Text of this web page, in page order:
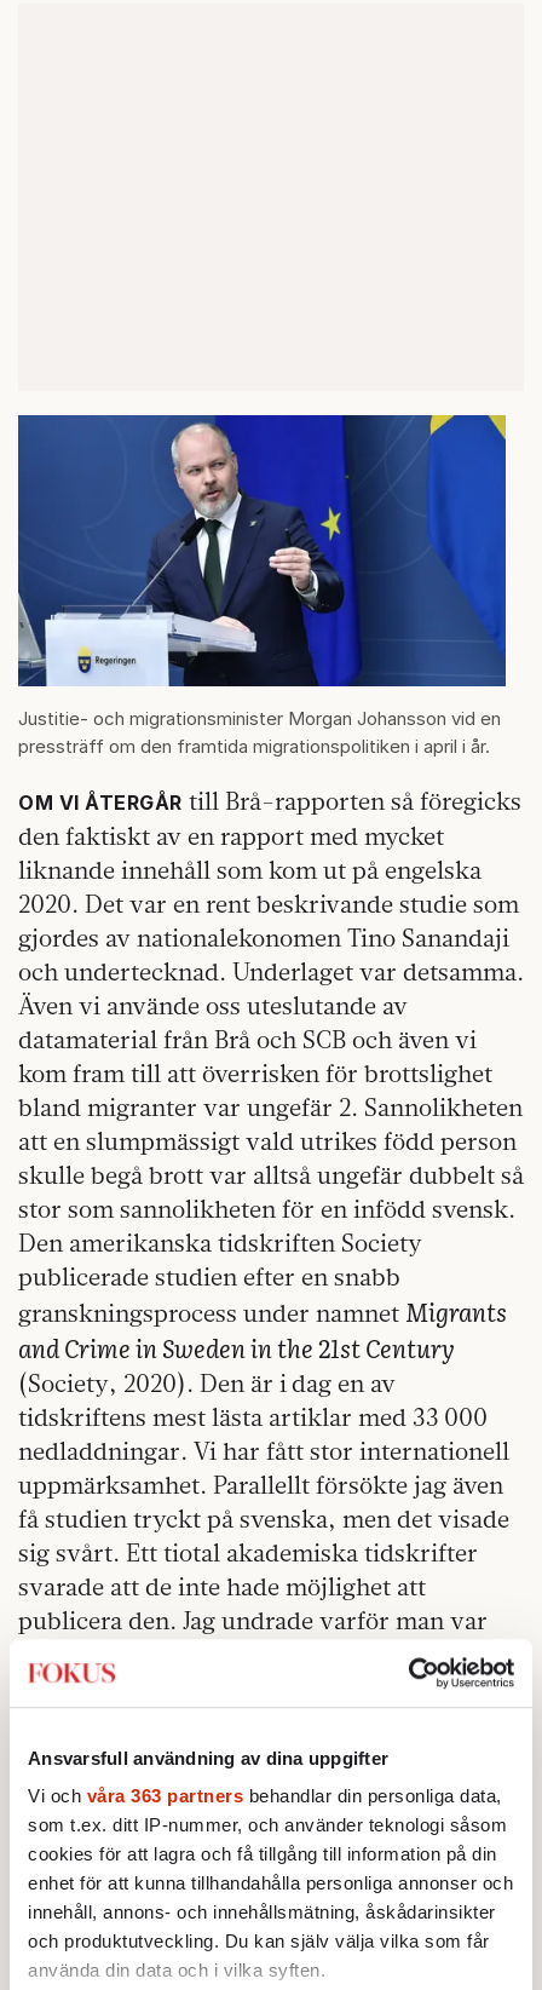
Ansvarsfull användning av dina uppgifter
Vi och våra 363 partners behandlar din personliga data,
som t.ex. ditt IP-nummer, och använder teknologi såsom
cookies för att lagra och få tillgång till information på din
enhet för att kunna tillhandahålla personliga annonser och
innehåll, annons- och innehållsmätning, åskådarinsikter
och produktutveckling. Du kan själv välja vilka som får
använda din data och i vilka syften.
Justitie- och migrationsminister Morgan Johansson vid en
pressträff om den framtida migrationspolitiken i april i år.
OM VI ÅTERGÅR till Brå-rapporten så föregicks
den faktiskt av en rapport med mycket
liknande innehåll som kom ut på engelska
2020. Det var en rent beskrivande studie som
gjordes av nationalekonomen Tino Sanandaji
och undertecknad. Underlaget var detsamma.
Även vi använde oss uteslutande av
datamaterial från Brå och SCB och även vi
kom fram till att överrisken för brottslighet
bland migranter var ungefär 2. Sannolikheten
att en slumpmässigt vald utrikes född person
skulle begå brott var alltså ungefär dubbelt så
stor som sannolikheten för en infödd svensk.
Den amerikanska tidskriften Society
publicerade studien efter en snabb
granskningsprocess under namnet Migrants
and Crime in Sweden in the 21st Century
(Society, 2020). Den är i dag en av
tidskriftens mest lästa artiklar med 33 000
nedladdningar. Vi har fått stor internationell
uppmärksamhet. Parallellt försökte jag även
få studien tryckt på svenska, men det visade
sig svårt. Ett tiotal akademiska tidskrifter
svarade att de inte hade möjlighet att
publicera den. Jag undrade varför man var
mer intresserad av denna fråga utomlands än
i Sverige, som trots allt var det land som
studie enbart var deskriptiv, alltså utan
ideologiska kommentarer eller – i ett fall –
normativa rekommendationer. Men framför
allt fick vi kritik för att vi inte tog i beaktande
så kallade socioekonomiska faktorer som
arbetslöshet, mental ohälsa och
boendesituation.